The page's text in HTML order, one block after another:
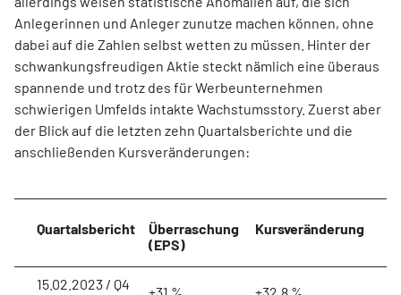
Anlegerinnen und Anleger zunutze machen können, ohne
dabei auf die Zahlen selbst wetten zu müssen. Hinter der
schwankungsfreudigen Aktie steckt nämlich eine überaus
spannende und trotz des für Werbeunternehmen
schwierigen Umfelds intakte Wachstumsstory. Zuerst aber
der Blick auf die letzten zehn Quartalsberichte und die
anschließenden Kursveränderungen:
Quartalsbericht
Überraschung
(EPS)
Kursveränderung
15.02.2023 / Q4